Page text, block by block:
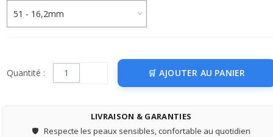
Quantité : AJOUTER AU PANIER
LIVRAISON & GARANTIES
🛡️ Respecte les peaux sensibles, confortable au quotidien